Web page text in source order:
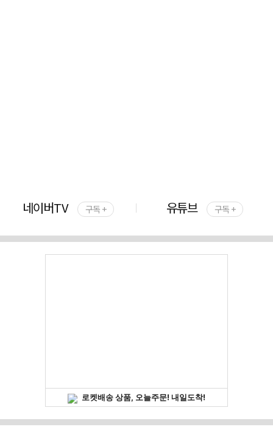
네이버TV 구독 + 유튜브 구독 +